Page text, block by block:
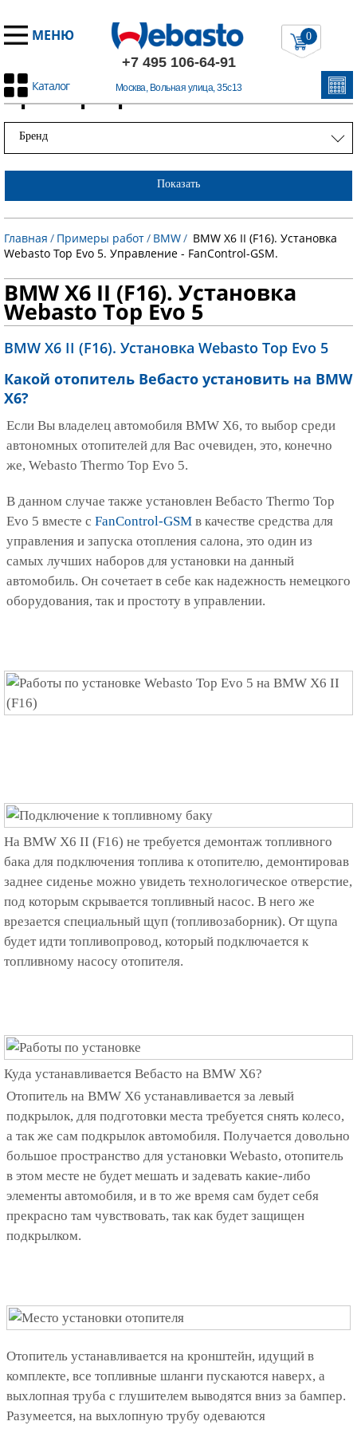
МЕНЮ
+7 495 106-64-91
Москва, Вольная улица, 35с13
Каталог
0
Примеры работ
Бренд
Показать
Главная / Примеры работ/ BMW/ BMW X6 II (F16). Установка
Webasto Top Evo 5. Управление - FanControl-GSM.
BMW X6 II (F16). Установка
Webasto Top Evo 5
BMW X6 II (F16). Установка Webasto Top Evo 5
Какой отопитель Вебасто установить на BMW
X6?
Если Вы владелец автомобиля BMW X6, то выбор среди
автономных отопителей для Вас очевиден, это, конечно
же, Webasto Thermo Top Evo 5.
В данном случае также установлен Вебасто Thermo Top
Evo 5 вместе с FanControl-GSM в качестве средства для
управления и запуска отопления салона, это один из
самых лучших наборов для установки на данный
автомобиль. Он сочетает в себе как надежность немецкого
оборудования, так и простоту в управлении.
На BMW X6 II (F16) не требуется демонтаж топливного
бака для подключения топлива к отопителю, демонтировав
заднее сиденье можно увидеть технологическое отверстие,
под которым скрывается топливный насос. В него же
врезается специальный щуп (топливозаборник). От щупа
будет идти топливопровод, который подключается к
топливному насосу отопителя.
Куда устанавливается Вебасто на BMW X6?
Отопитель на BMW X6 устанавливается за левый
подкрылок, для подготовки места требуется снять колесо,
а так же сам подкрылок автомобиля. Получается довольно
большое пространство для установки Webasto, отопитель
в этом месте не будет мешать и задевать какие-либо
элементы автомобиля, и в то же время сам будет себя
прекрасно там чувствовать, так как будет защищен
подкрылком.
Отопитель устанавливается на кронштейн, идущий в
комплекте, все топливные шланги пускаются наверх, а
выхлопная труба с глушителем выводятся вниз за бампер.
Разумеется, на выхлопную трубу одеваются